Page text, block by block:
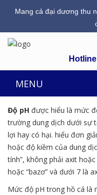
Mang cả đại dương thu
MENU
Độ pH được hiểu là mức
trường dung dịch dưới sự
lợi hay có hại. hiểu đơn
hoặc độ kiềm của dung
tính”, không phải axit
hoặc “bazơ” và dưới 7 là
Mức độ pH trong hồ cá là